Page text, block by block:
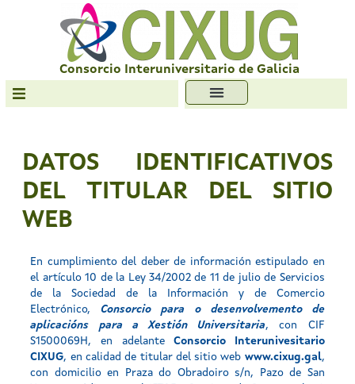
Consorcio Interuniversitario de Galicia
Formación
Servizos
Antiplaxio
DATOS IDENTIFICATIVOS
DEL TITULAR DEL SITIO
WEB
En cumplimiento del deber de información estipulado en
el artículo 10 de la Ley 34/2002 de 11 de julio de Servicios
de la Sociedad de la Información y de Comercio
Electrónico,Consorcio para o desenvolvemento de
aplicacións para a Xestión Universitaria, con CIF
S1500069H, en adelanteConsorcio Interunivesitario
CIXUG, en calidad de titular del sitio web www.cixug.gal,
con domicilio en Praza do Obradoiro s/n, Pazo de San